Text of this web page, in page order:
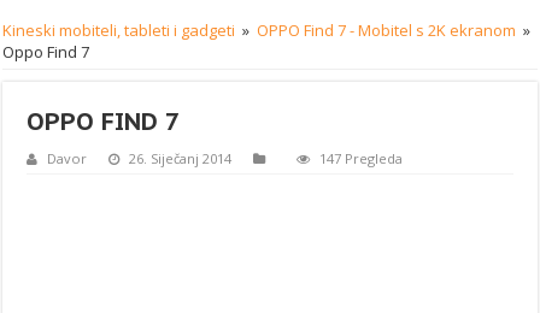
Kineski mobiteli, tableti i gadgeti » OPPO Find 7 - Mobitel s 2K ekranom »
Oppo Find 7
OPPO FIND 7
Davor 26. Siječanj 2014 147 Pregleda